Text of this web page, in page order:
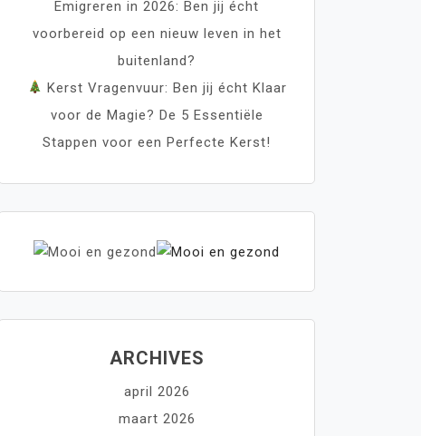
Emigreren in 2026: Ben jij écht
voorbereid op een nieuw leven in het
buitenland?
Kerst Vragenvuur: Ben jij écht Klaar
voor de Magie? De 5 Essentiële
Stappen voor een Perfecte Kerst!
ARCHIVES
april 2026
maart 2026